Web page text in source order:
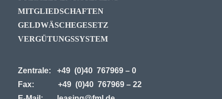
MITGLIEDSCHAFTEN
GELDWÄSCHEGESETZ
VERGÜTUNGSSYSTEM
Zentrale: +49 (0)40 767969 – 0
Fax: +49 (0)40 767969 – 22